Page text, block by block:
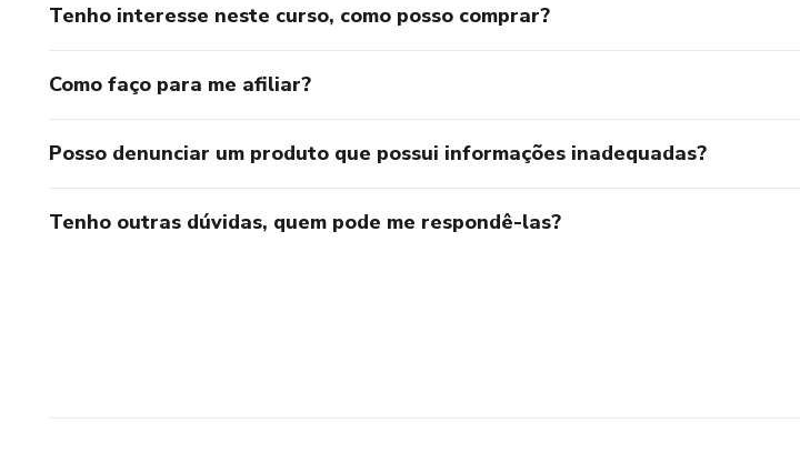
Tenho interesse neste curso, como posso comprar?
Como faço para me afiliar?
Posso denunciar um produto que possui informações inadequadas?
Tenho outras dúvidas, quem pode me respondê-las?